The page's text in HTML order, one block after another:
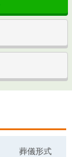
葬儀形式